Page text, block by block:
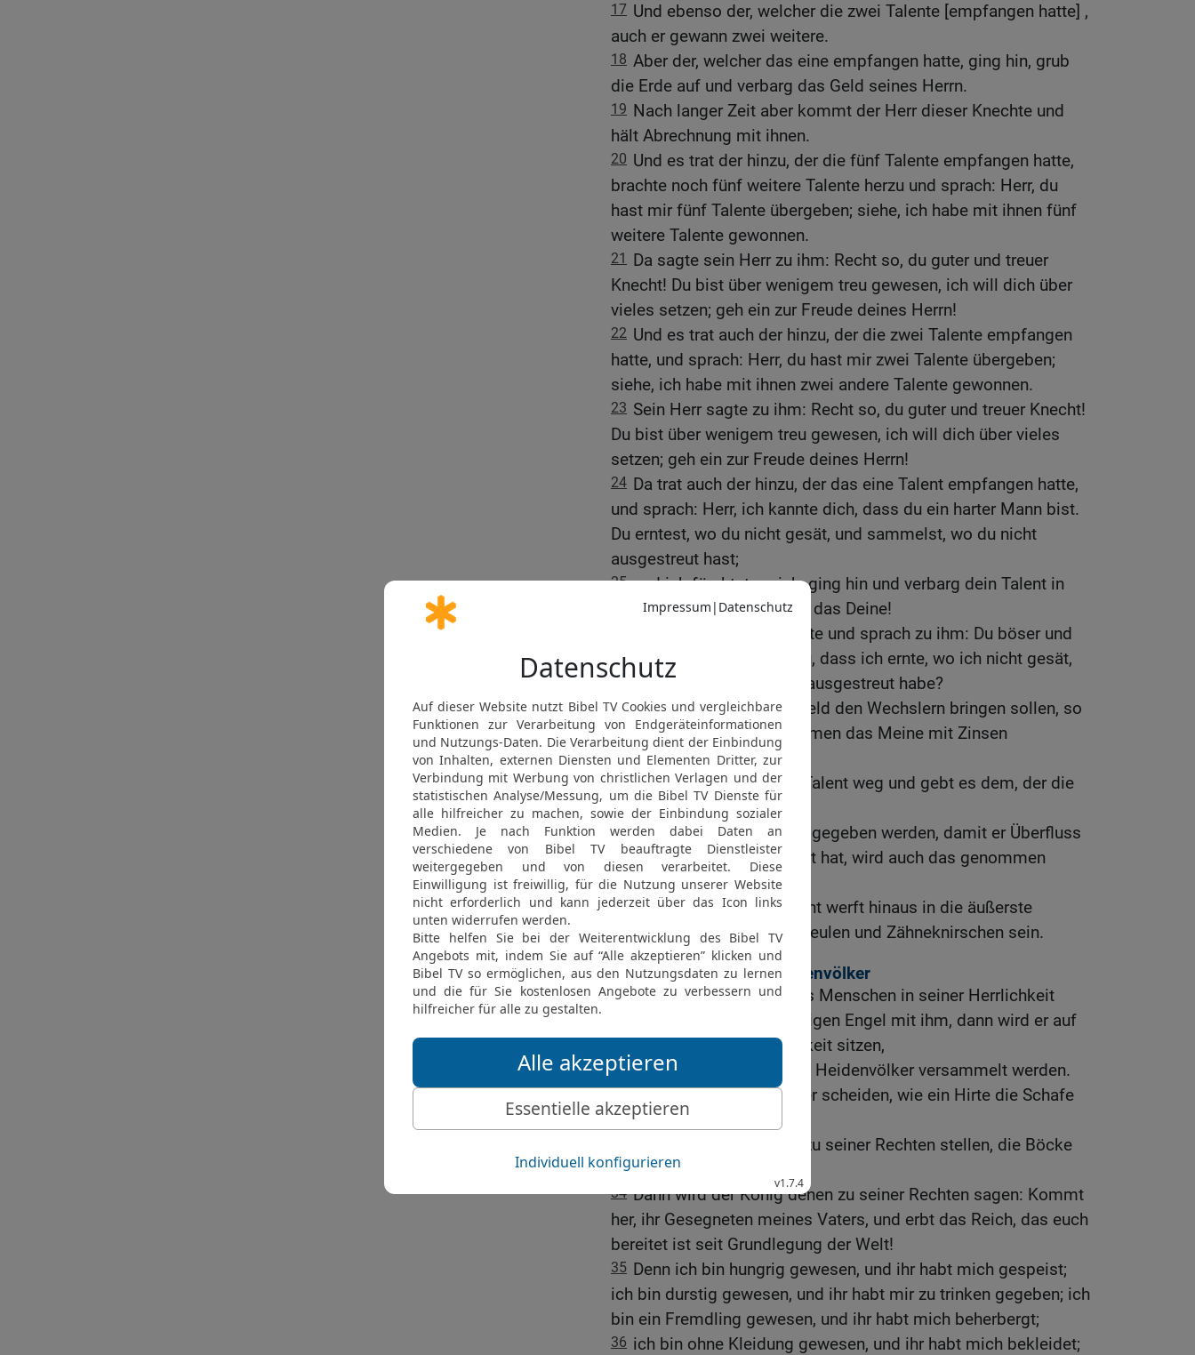
17 Und ebenso der, welcher die zwei Talente [empfangen hatte] ,
auch er gewann zwei weitere.
18 Aber der, welcher das eine empfangen hatte, ging hin, grub
die Erde auf und verbarg das Geld seines Herrn.
19 Nach langer Zeit aber kommt der Herr dieser Knechte und
hält Abrechnung mit ihnen.
20 Und es trat der hinzu, der die fünf Talente empfangen hatte,
brachte noch fünf weitere Talente herzu und sprach: Herr, du
hast mir fünf Talente übergeben; siehe, ich habe mit ihnen fünf
weitere Talente gewonnen.
21
Da sagte sein Herr zu ihm: Recht so, du guter und treuer
Knecht! Du bist über wenigem treu gewesen, ich will dich über
vieles setzen; geh ein zur Freude deines Herrn!
22 Und es trat auch der hinzu, der die zwei Talente empfangen
hatte, und sprach: Herr, du hast mir zwei Talente übergeben;
siehe, ich habe mit ihnen zwei andere Talente gewonnen.
23 Sein Herr sagte zu ihm: Recht so, du guter und treuer Knecht!
Du bist über wenigem treu gewesen, ich will dich über vieles
setzen; geh ein zur Freude deines Herrn!
24 Da trat auch der hinzu, der das eine Talent empfangen hatte,
und sprach: Herr, ich kannte dich, dass du ein harter Mann bist.
Du erntest, wo du nicht gesät, und sammelst, wo du nicht
ausgestreut hast;
25 und ich fürchtete mich, ging hin und verbarg dein Talent in
der Erde. Siehe, da hast du das Deine!
Aber sein Herr antwortete und sprach zu ihm: Du böser und
fauler Knecht! Wusstest du, dass ich ernte, wo ich nicht gesät,
und sammle, wo ich nicht ausgestreut habe?
27 Dann hättest du mein Geld den Wechslern bringen sollen, so
hätte ich bei meinem Kommen das Meine mit Zinsen
zurückerhalten.
28 Darum nehmt ihm das Talent weg und gebt es dem, der die
zehn Talente hat!
29 Denn wer hat, dem wird gegeben werden, damit er Überfluss
hat; von dem aber, der nicht hat, wird auch das genommen
werden, was er hat.
30 Und den unnützen Knecht werft hinaus in die äußerste
Finsternis! Dort wird das Heulen und Zähneknirschen sein.
Das Gericht über die Heidenvölker
31 Wenn aber der Sohn des Menschen in seiner Herrlichkeit
kommen wird und alle heiligen Engel mit ihm, dann wird er auf
dem Thron seiner Herrlichkeit sitzen,
32 und vor ihm werden alle Heidenvölker versammelt werden.
Und er wird sie voneinander scheiden, wie ein Hirte die Schafe
von den Böcken scheidet,
und er wird die Schafe zu seiner Rechten stellen, die Böcke
aber zu seiner Linken.
34 Dann wird der König denen zu seiner Rechten sagen: Kommt
her, ihr Gesegneten meines Vaters, und erbt das Reich, das euch
bereitet ist seit Grundlegung der Welt!
35 Denn ich bin hungrig gewesen, und ihr habt mich gespeist;
ich bin durstig gewesen, und ihr habt mir zu trinken gegeben; ich
bin ein Fremdling gewesen, und ihr habt mich beherbergt;
36 ich bin ohne Kleidung gewesen, und ihr habt mich bekleidet;